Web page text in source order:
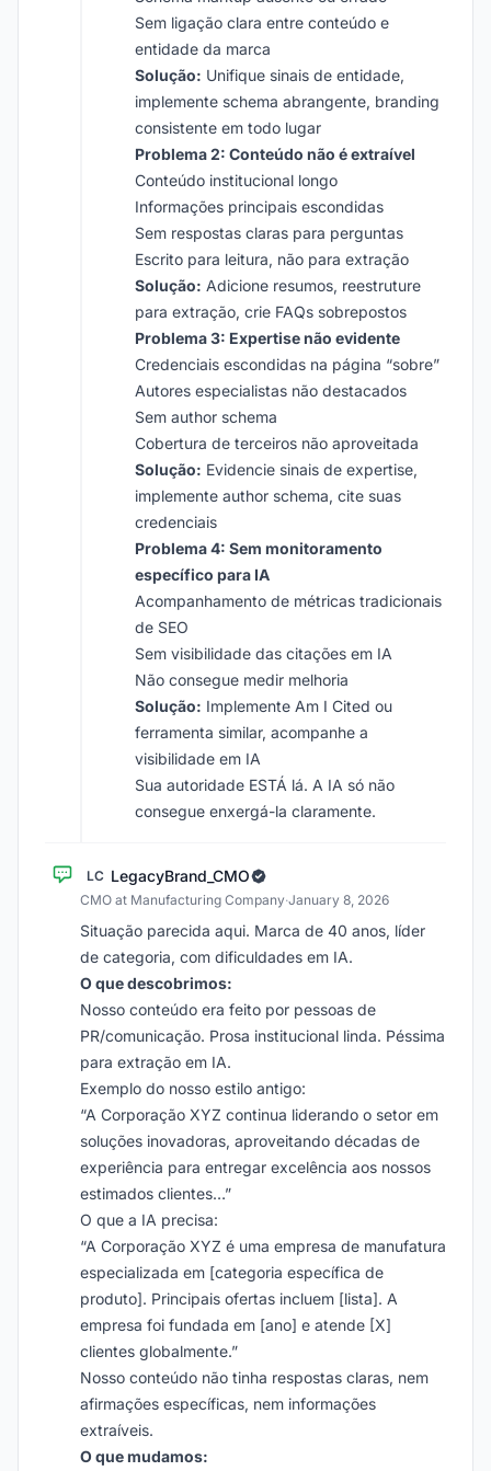
Sem ligação clara entre conteúdo e
entidade da marca
Solução: Unifique sinais de entidade,
implemente schema abrangente, branding
consistente em todo lugar
Problema 2: Conteúdo não é extraível
Conteúdo institucional longo
Informações principais escondidas
Sem respostas claras para perguntas
Escrito para leitura, não para extração
Solução: Adicione resumos, reestruture
para extração, crie FAQs sobrepostos
Problema 3: Expertise não evidente
Credenciais escondidas na página “sobre”
Autores especialistas não destacados
Sem author schema
Cobertura de terceiros não aproveitada
Solução: Evidencie sinais de expertise,
implemente author schema, cite suas
credenciais
Problema 4: Sem monitoramento
específico para IA
Acompanhamento de métricas tradicionais
de SEO
Sem visibilidade das citações em IA
Não consegue medir melhoria
Solução: Implemente Am I Cited ou
ferramenta similar, acompanhe a
visibilidade em IA
Sua autoridade ESTÁ lá. A IA só não
consegue enxergá-la claramente.
LC LegacyBrand_CMO
CMO at Manufacturing Company·January 8, 2026
Situação parecida aqui. Marca de 40 anos, líder
de categoria, com dificuldades em IA.
O que descobrimos:
Nosso conteúdo era feito por pessoas de
PR/comunicação. Prosa institucional linda. Péssima
para extração em IA.
Exemplo do nosso estilo antigo:
“A Corporação XYZ continua liderando o setor em
soluções inovadoras, aproveitando décadas de
experiência para entregar excelência aos nossos
estimados clientes…”
O que a IA precisa:
“A Corporação XYZ é uma empresa de manufatura
especializada em [categoria específica de
produto]. Principais ofertas incluem [lista]. A
empresa foi fundada em [ano] e atende [X]
clientes globalmente.”
Nosso conteúdo não tinha respostas claras, nem
afirmações específicas, nem informações
extraíveis.
O que mudamos: